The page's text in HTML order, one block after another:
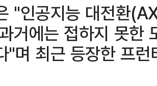
"인공지능 대전환
거에는 접하지 못한
"며 최근 등장한 프